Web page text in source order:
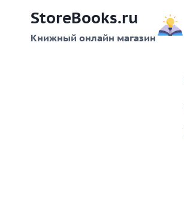
содержимому
StoreBooks.ru
Книжный онлайн магазин